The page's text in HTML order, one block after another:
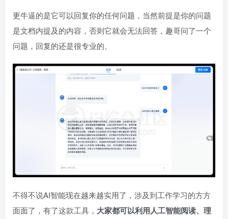
更牛逼的是它可以回复你的任何问题，当然前提是你的问题
是文档内提及的内容，否则它就会无法回答，趣哥问了一个
问题，回复的还是很专业的。
不得不说AI智能现在越来越实用了，涉及到工作学习的方方
面面了，有了这款工具， 大家都可以利用人工智能阅读、理